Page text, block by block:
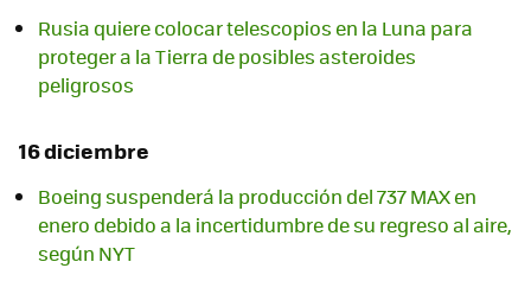
Rusia quiere colocar telescopios en la Luna para
proteger a la Tierra de posibles asteroides
peligrosos
16 diciembre
Boeing suspenderá la producción del 737 MAX en
enero debido a la incertidumbre de su regreso al aire,
según NYT